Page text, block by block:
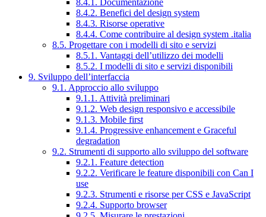
8.4.1. Documentazione
8.4.2. Benefici del design system
8.4.3. Risorse operative
8.4.4. Come contribuire al design system .italia
8.5. Progettare con i modelli di sito e servizi
8.5.1. Vantaggi dell’utilizzo dei modelli
8.5.2. I modelli di sito e servizi disponibili
9. Sviluppo dell’interfaccia
9.1. Approccio allo sviluppo
9.1.1. Attività preliminari
9.1.2. Web design responsivo e accessibile
9.1.3. Mobile first
9.1.4. Progressive enhancement e Graceful
degradation
9.2. Strumenti di supporto allo sviluppo del software
9.2.1. Feature detection
9.2.2. Verificare le feature disponibili con Can I
use
9.2.3. Strumenti e risorse per CSS e JavaScript
9.2.4. Supporto browser